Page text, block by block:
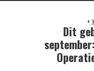
Dit